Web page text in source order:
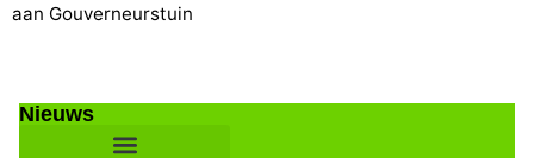
aan Gouverneurstuin
Nieuws